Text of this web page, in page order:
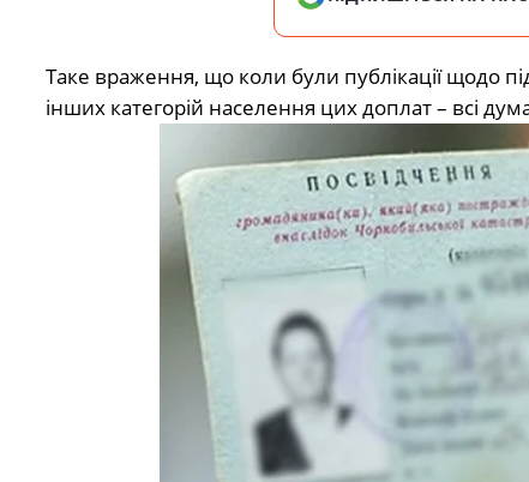
Таке враження, що коли були публікації щодо
інших категорій населення цих доплат – всі